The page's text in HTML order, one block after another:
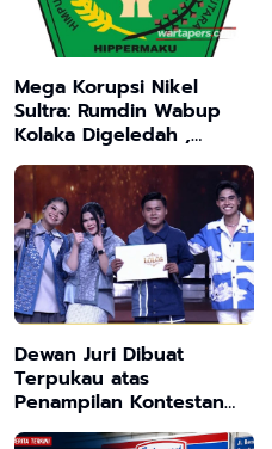
Mega Korupsi Nikel
Sultra: Rumdin Wabup
Kolaka Digeledah ,
Publik Tagih Tersangka
Utama!"
Dewan Juri Dibuat
Terpukau atas
Penampilan Kontestan
Musik Dangdut Asal